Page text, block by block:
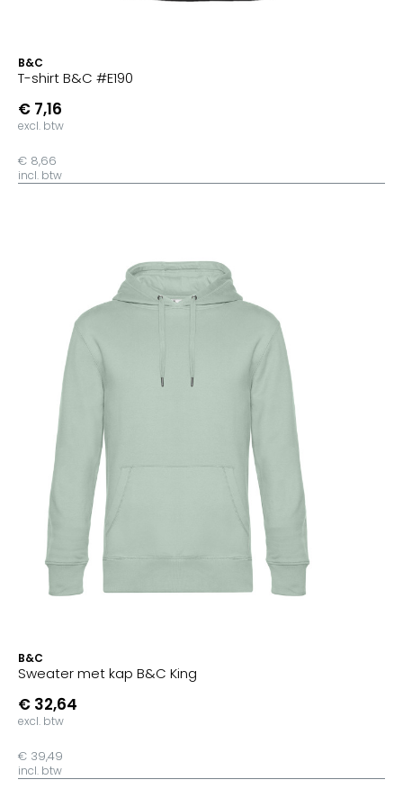
B&C
T-shirt B&C #E190
€ 7,16
excl. btw
€ 8,66
incl. btw
B&C
Sweater met kap B&C King
€ 32,64
excl. btw
€ 39,49
incl. btw